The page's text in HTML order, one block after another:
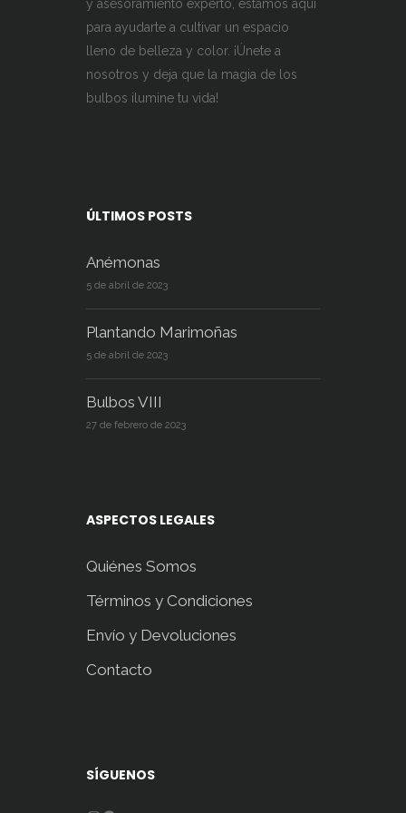
y asesoramiento experto, estamos aquí
para ayudarte a cultivar un espacio
lleno de belleza y color. ¡Únete a
nosotros y deja que la magia de los
bulbos ilumine tu vida!
ÚLTIMOS POSTS
Anémonas
5 de abril de 2023
Plantando Marimoñas
5 de abril de 2023
Bulbos VIII
27 de febrero de 2023
ASPECTOS LEGALES
Quiénes Somos
Términos y Condiciones
Envío y Devoluciones
Contacto
SÍGUENOS